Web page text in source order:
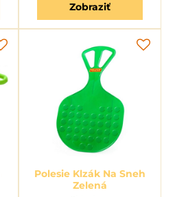
Zobraziť
Polesie Klzák Na Sneh
Zelená